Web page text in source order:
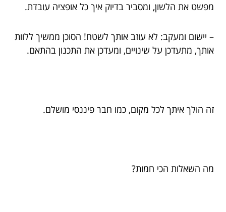
מפשט את הלשון, ומסביר בדיוק איך כל אופציה עובדת.
– יישום ומעקב: לא עוזב אותך לשטח! הסוכן ממשיך ללוות
אותך, מתעדכן על שינויים, ומעדכן את התכנון בהתאם.
זה הולך איתך לכל מקום, כמו חבר פיננסי מושלם.
מה השאלות הכי חמות?